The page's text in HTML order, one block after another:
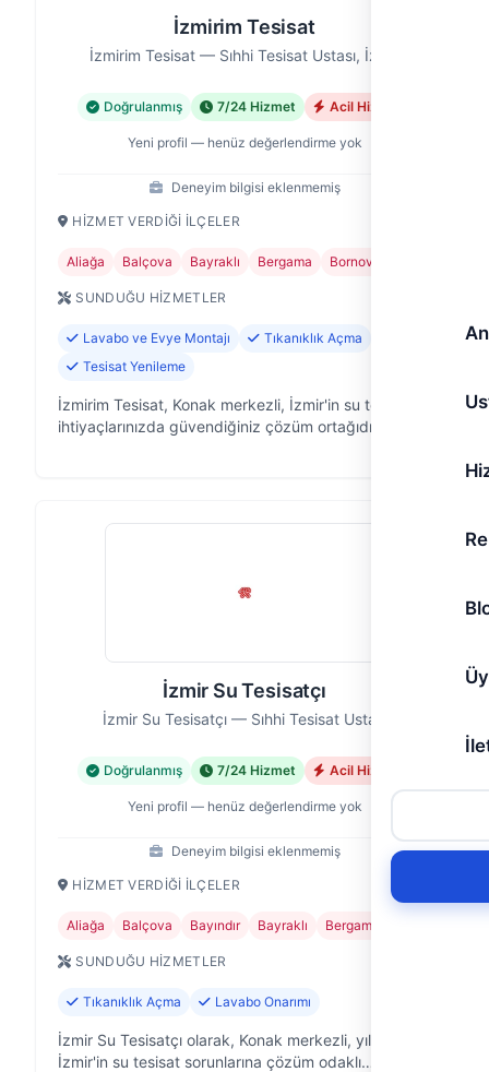
İzmirim Tesisat
İzmirim Tesisat — Sıhhi Tesisat Ustası, İzmir
Doğrulanmış 7/24 Hizmet Acil Hizmet
Yeni profil — henüz değerlendirme yok
Deneyim bilgisi eklenmemiş
HIZMET VERDIĞI İLÇELER
Aliağa Balçova Bayraklı Bergama Bornova
SUNDUĞU HIZMETLER
Lavabo ve Evye Montajı
Tıkanıklık Açma
Tesisat Yenileme
İzmirim Tesisat, Konak merkezli, İzmir'in su tesisat
ihtiyaçlarınızda güvendiğiniz çözüm ortağıdır.
İzmir Su Tesisatçı
İzmir Su Tesisatçı — Sıhhi Tesisat Ustası
Doğrulanmış 7/24 Hizmet Acil Hizmet
Yeni profil — henüz değerlendirme yok
Deneyim bilgisi eklenmemiş
HIZMET VERDIĞI İLÇELER
Aliağa Balçova Bayındır Bayraklı Bergama
SUNDUĞU HIZMETLER
Tıkanıklık Açma Lavabo Onarımı
İzmir Su Tesisatçı olarak, Konak merkezli, yıllardır
İzmir'in su tesisat sorunlarına çözüm odaklı